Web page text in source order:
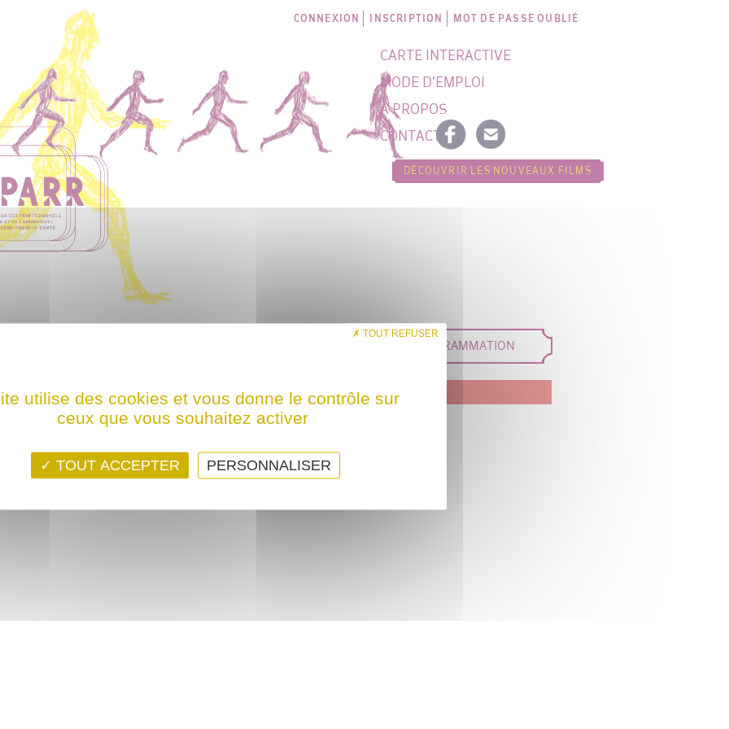
CONNEXION INSCRIPTION MOT DE PASSE OUBLIÉ
CARTE INTERACTIVE
MODE D'EMPLOI
À PROPOS
CONTACT
DÉCOUVRIR LES NOUVEAUX FILMS
IDÉES DE PROGRAMMATION
! Ce film n'est programmé actuellement dans aucune structure
utilise des cookies et vous donne le contrôle sur
ceux que vous souhaitez activer
TOUT ACCEPTER
TOUT REFUSER
PERSONNALISER